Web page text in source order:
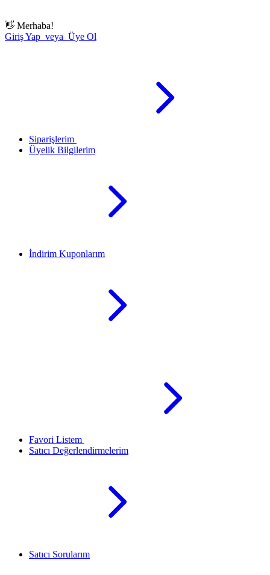
👋 Merhaba!
Giriş Yap veya Üye Ol
Siparişlerim
Üyelik Bilgilerim
İndirim Kuponlarım
Favori Listem
Satıcı Değerlendirmelerim
Satıcı Sorularım